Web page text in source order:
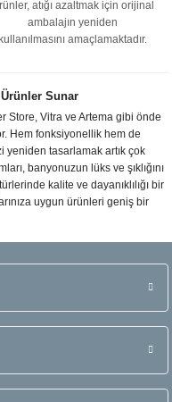
atığı azaltmak için orijinal
ambalajın yeniden
amaçlamaktadır.
Ürünler Sunar
Store, Vitra ve Artema gibi önde
Hem fonksiyonellik hem de
yeniden tasarlamak artık çok
banyonuzun lüks ve şıklığını
kalite ve dayanıklılığı bir
uygun ürünleri geniş bir